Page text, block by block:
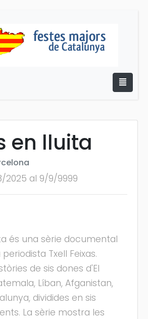
en lluita
2025 al 9/9/9999
és una sèrie documental
Txell Feixas.
de sis dones d'El
Líban, Afganistan,
dividides en sis
La sèrie mostra les